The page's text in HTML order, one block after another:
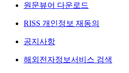
원문뷰어 다운로드
RISS 개인정보 재동의
공지사항
해외전자정보서비스 검색